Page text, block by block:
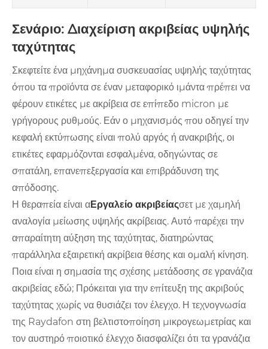
Σενάριο: Διαχείριση ακριβείας υψηλής
ταχύτητας
Σκεφτείτε ένα μηχάνημα συσκευασίας υψηλής ταχύτητας
όπου τα προϊόντα σε έναν μεταφορικό ιμάντα πρέπει να
φέρουν ετικέτες με ακρίβεια σε επίπεδο micron με
γρήγορους ρυθμούς. Εάν ο μηχανισμός που οδηγεί την
κεφαλή εκτύπωσης είναι πολύ αργός ή ανακριβής, οι
ετικέτες εφαρμόζονται εσφαλμένα, οδηγώντας σε
σπατάλη, επανεπεξεργασία και επιβράδυνση της
απόδοσης.
Η θεραπεία είναι αΕργαλείο ακριβείαςσετ με χαμηλή
αναλογία μείωσης υψηλής ακρίβειας. Αυτό παρέχει την
απαραίτητη αύξηση της ταχύτητας, διατηρώντας
παράλληλα εξαιρετική ακρίβεια θέσης και ομαλή κίνηση.
Ποια είναι η σημασία της σχέσης μετάδοσης σε γρανάζια
ακριβείας εδώ; Πρόκειται για την επίτευξη της ακριβούς
ταχύτητας χωρίς να θυσιάζει τον έλεγχο. Η τεχνογνωσία
της Raydafon στη βελτιστοποίηση μικρογεωμετρίας και
τον αυστηρό ποιοτικό έλεγχο διασφαλίζει ότι τα γρανάζια